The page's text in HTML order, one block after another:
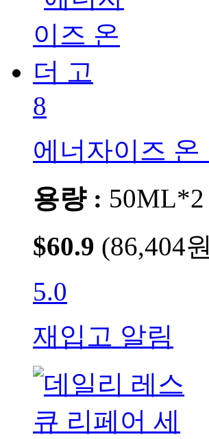
8
에너자이즈 온
용량 : 50ML*2
$60.9 (86,404
5.0
재입고 알림